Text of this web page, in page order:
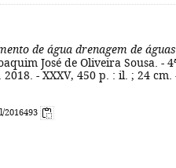
de água drenagem de águas
José de Oliveira Sousa. -
- XXXV, 450 p. : il. ; 24 cm.